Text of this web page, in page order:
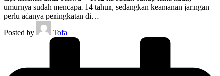
umurnya sudah mencapai 14 tahun, sedangkan keamanan jaringan
perlu adanya peningkatan di…
Posted by
Tofa